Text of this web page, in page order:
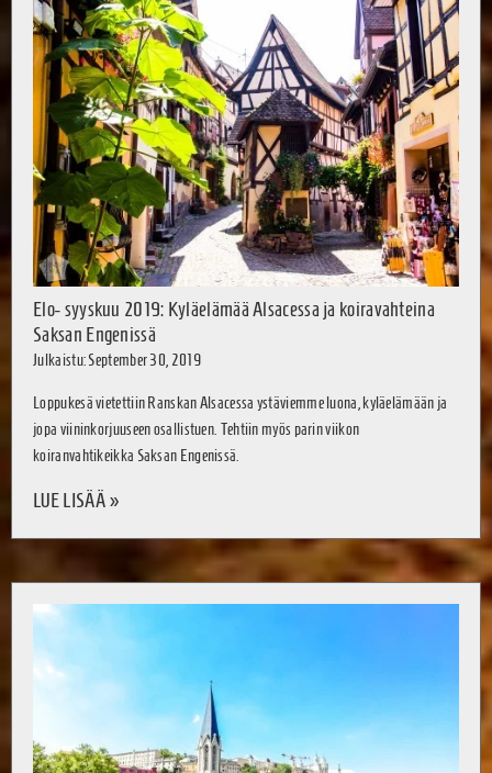
Elo- syyskuu 2019: Kyläelämää Alsacessa ja koiravahteina
Saksan Engenissä
Julkaistu: September 30, 2019
Loppukesä vietettiin Ranskan Alsacessa ystäviemme luona, kyläelämään ja
jopa viininkorjuuseen osallistuen. Tehtiin myös parin viikon
koiranvahtikeikka Saksan Engenissä.
LUE LISÄÄ »